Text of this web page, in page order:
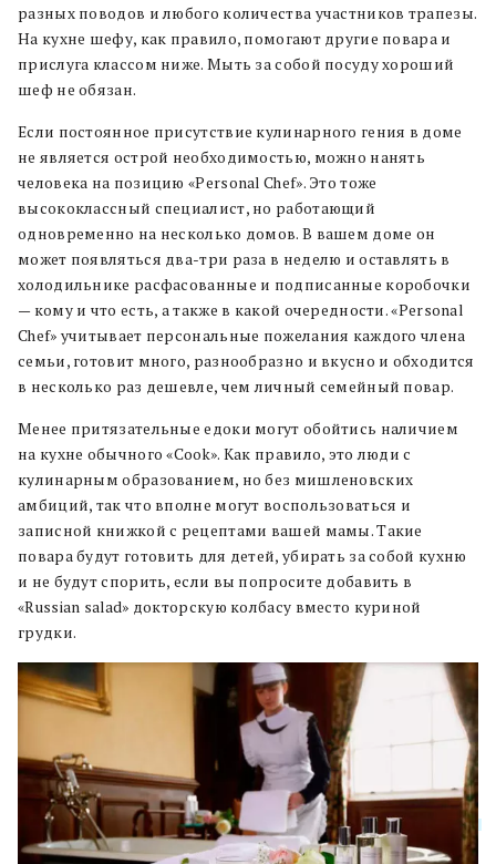
разных поводов и любого количества участников трапезы.
На кухне шефу, как правило, помогают другие повара и
прислуга классом ниже. Мыть за собой посуду хороший
шеф не обязан.
Если постоянное присутствие кулинарного гения в доме
не является острой необходимостью, можно нанять
человека на позицию «Personal Chef». Это тоже
высококлассный специалист, но работающий
одновременно на несколько домов. В вашем доме он
может появляться два-три раза в неделю и оставлять в
холодильнике расфасованные и подписанные коробочки
— кому и что есть, а также в какой очередности. «Personal
Chef» учитывает персональные пожелания каждого члена
семьи, готовит много, разнообразно и вкусно и обходится
в несколько раз дешевле, чем личный семейный повар.
Менее притязательные едоки могут обойтись наличием
на кухне обычного «Cook». Как правило, это люди с
кулинарным образованием, но без мишленовских
амбиций, так что вполне могут воспользоваться и
записной книжкой с рецептами вашей мамы. Такие
повара будут готовить для детей, убирать за собой кухню
и не будут спорить, если вы попросите добавить в
«Russian salad» докторскую колбасу вместо куриной
грудки.